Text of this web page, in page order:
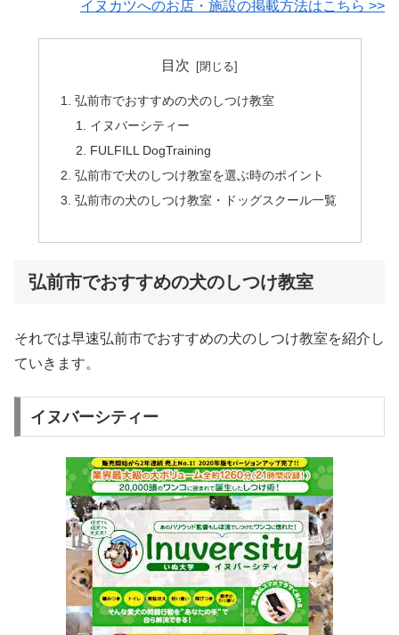
イヌカツへのお店・施設の掲載方法はこちら >>
目次
弘前市でおすすめの犬のしつけ教室
イヌバーシティー
FULFILL DogTraining
弘前市で犬のしつけ教室を選ぶ時のポイント
弘前市の犬のしつけ教室・ドッグスクール一覧
弘前市でおすすめの犬のしつけ教室
それでは早速弘前市でおすすめの犬のしつけ教室を紹介し
ていきます。
イヌバーシティー